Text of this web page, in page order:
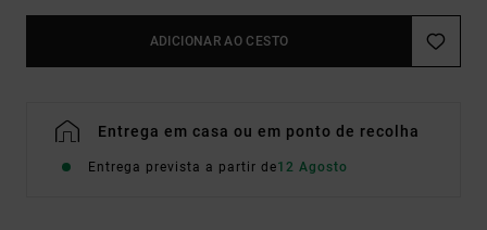
ADICIONAR AO CESTO
Entrega em casa ou em ponto de recolha
Entrega prevista a partir de12 Agosto